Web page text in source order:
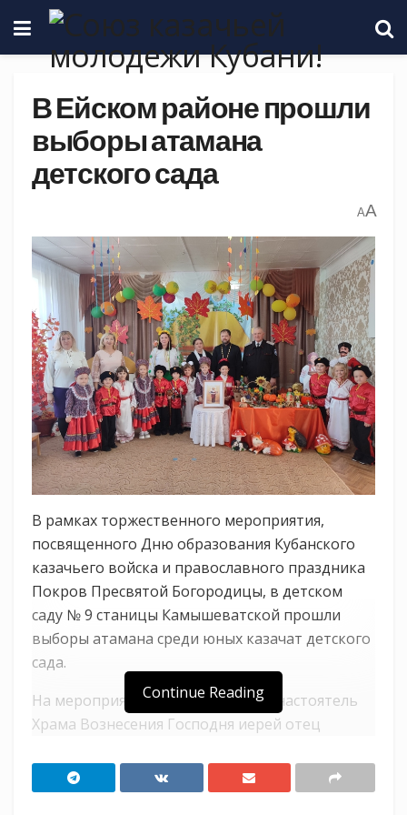
В Ейском районе прошли
выборы атамана
детского сада
AA
В рамках торжественного мероприятия,
посвященного Дню образования Кубанского
казачьего войска и православного праздника
Покров Пресвятой Богородицы, в детском
саду № 9 станицы Камышеватской прошли
выборы атамана среди юных казачат детского
сада.
На мероприятии присутствовали настоятель
Храма Вознесения Господня иерей отец
атаман хуторского казачьего общества
станицы Камышеватской Александр
Continue Reading